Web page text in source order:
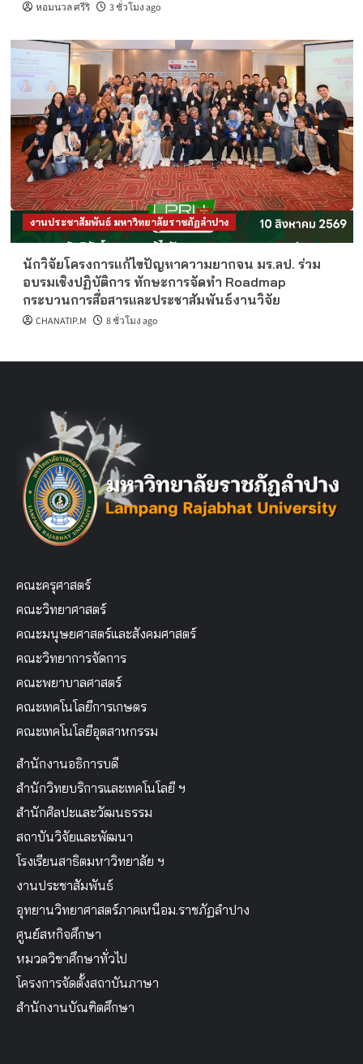
หอมนวล ศรีริ 3 ชั่วโมง ago
งานประชาสัมพันธ์ มหาวิทยาลัยราชภัฏลำปาง
นักวิจัยโครงการแก้ไขปัญหาความยากจน มร.ลป. ร่วม
อบรมเชิงปฏิบัติการ ทักษะการจัดทำ Roadmap
กระบวนการสื่อสารและประชาสัมพันธ์งานวิจัย
CHANATIP.M 8 ชั่วโมง ago
คณะครุศาสตร์
คณะวิทยาศาสตร์
คณะมนุษยศาสตร์และสังคมศาสตร์
คณะวิทยาการจัดการ
คณะพยาบาลศาสตร์
คณะเทคโนโลยีการเกษตร
คณะเทคโนโลยีอุตสาหกรรม
สำนักงานอธิการบดี
สำนักวิทยบริการและเทคโนโลยี ฯ
สำนักศิลปะและวัฒนธรรม
สถาบันวิจัยและพัฒนา
โรงเรียนสาธิตมหาวิทยาลัย ฯ
งานประชาสัมพันธ์
อุทยานวิทยาศาสตร์ภาคเหนือม.ราชภัฏลำปาง
ศูนย์สหกิจศึกษา
หมวดวิชาศึกษาทั่วไป
โครงการจัดตั้งสถาบันภาษา
สำนักงานบัณฑิตศึกษา